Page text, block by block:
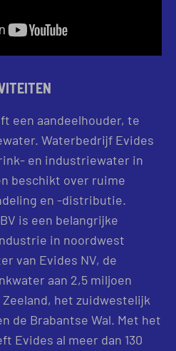
een aandeelhouder, te
Waterbedrijf Evides
en industriewater in
beschikt over ruime
en -distributie.
is een belangrijke
in noordwest
van Evides NV, de
aan 2,5 miljoen
het zuidwestelijk
de Brabantse Wal. Met het
Evides al meer dan 130